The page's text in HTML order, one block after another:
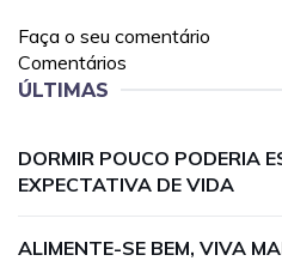
Faça o seu comentário
Comentários
ÚLTIMAS
DORMIR POUCO PODERIA
EXPECTATIVA DE VIDA
ALIMENTE-SE BEM, VIVA